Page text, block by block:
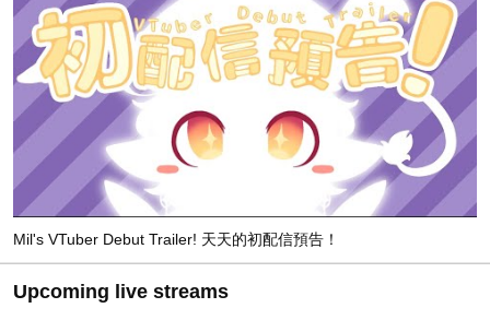
Mil's VTuber Debut Trailer! 天天的初配信預告！
Upcoming live streams